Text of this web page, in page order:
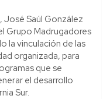
José Saúl González
Grupo Madrugadores
la vinculación de las
organizada, para
que se
el desarrollo
Sur.